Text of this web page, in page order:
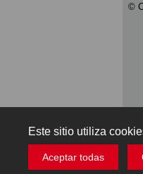
Este sitio utiliza
Aceptar todas
©